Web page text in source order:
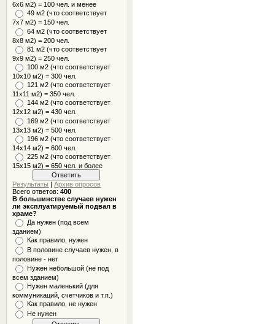
6x6 м2) = 100 чел. и менее
49 м2 (что соответствует
7x7 м2) = 150 чел.
64 м2 (что соответствует
8x8 м2) = 200 чел.
81 м2 (что соответствует
9х9 м2) = 250 чел.
100 м2 (что соответствует
10x10 м2) = 300 чел.
121 м2 (что соответствует
11х11 м2) = 350 чел.
144 м2 (что соответствует
12х12 м2) = 430 чел.
169 м2 (что соответствует
13х13 м2) = 500 чел.
196 м2 (что соответствует
14х14 м2) = 600 чел.
225 м2 (что соответствует
15х15 м2) = 650 чел. и более
Результаты |Архив опросов
Всего ответов:400
В большинстве случаев нужен
ли эксплуатируемый подвал в
храме?
Да нужен (под всем
зданием)
Как правило, нужен
В половине случаев нужен, в
половине - нет
Нужен небольшой (не под
всем зданием)
Нужен маленький (для
коммуникаций, счетчиков и т.п.)
Как правило, не нужен
Не нужен